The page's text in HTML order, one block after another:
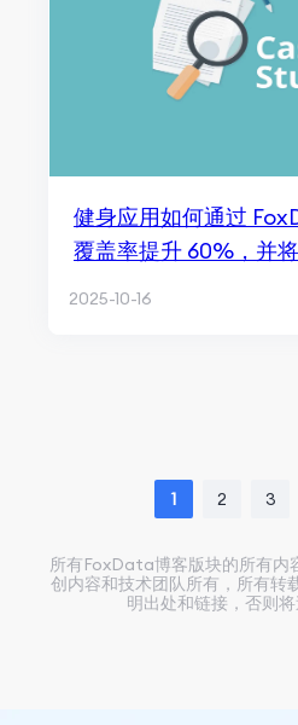
健身应用如何通过
覆盖率提升 60%，并
2025-10-16
1 2 3
所有FoxData博客版块的所有内
创内容和技术团队所有，所有转
明出处和链接，否则将